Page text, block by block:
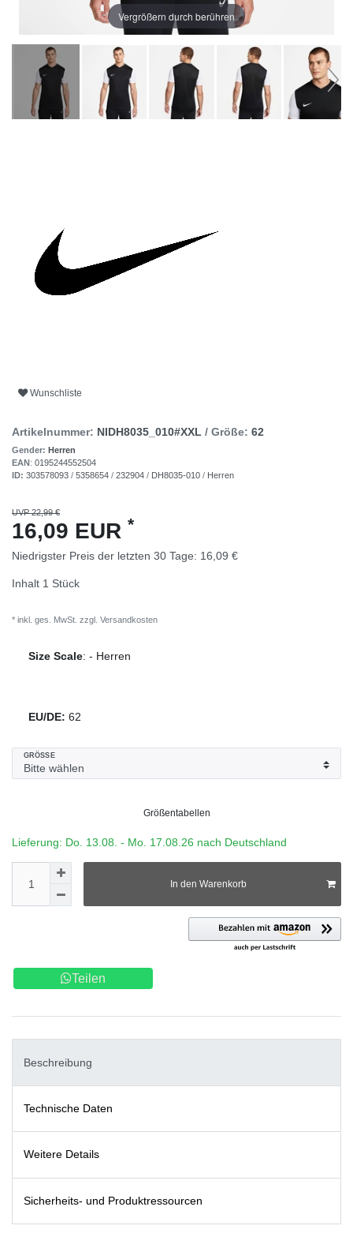
Vergrößern durch berühren
Wunschliste
Artikelnummer: NIDH8035_010#XXL / Größe: 62
Gender: Herren
EAN: 0195244552504
ID: 303578093 / 5358654 / 232904 / DH8035-010 / Herren
UVP 22,99 €
16,09 EUR *
Niedrigster Preis der letzten 30 Tage: 16,09 €
Inhalt 1 Stück
* inkl. ges. MwSt. zzgl. Versandkosten
Size Scale: - Herren
EU/DE: 62
GRÖSSE
Größentabellen
Lieferung: Do. 13.08. - Mo. 17.08.26 nach Deutschland
In den Warenkorb
Teilen
Beschreibung
Technische Daten
Weitere Details
Sicherheits- und Produktressourcen